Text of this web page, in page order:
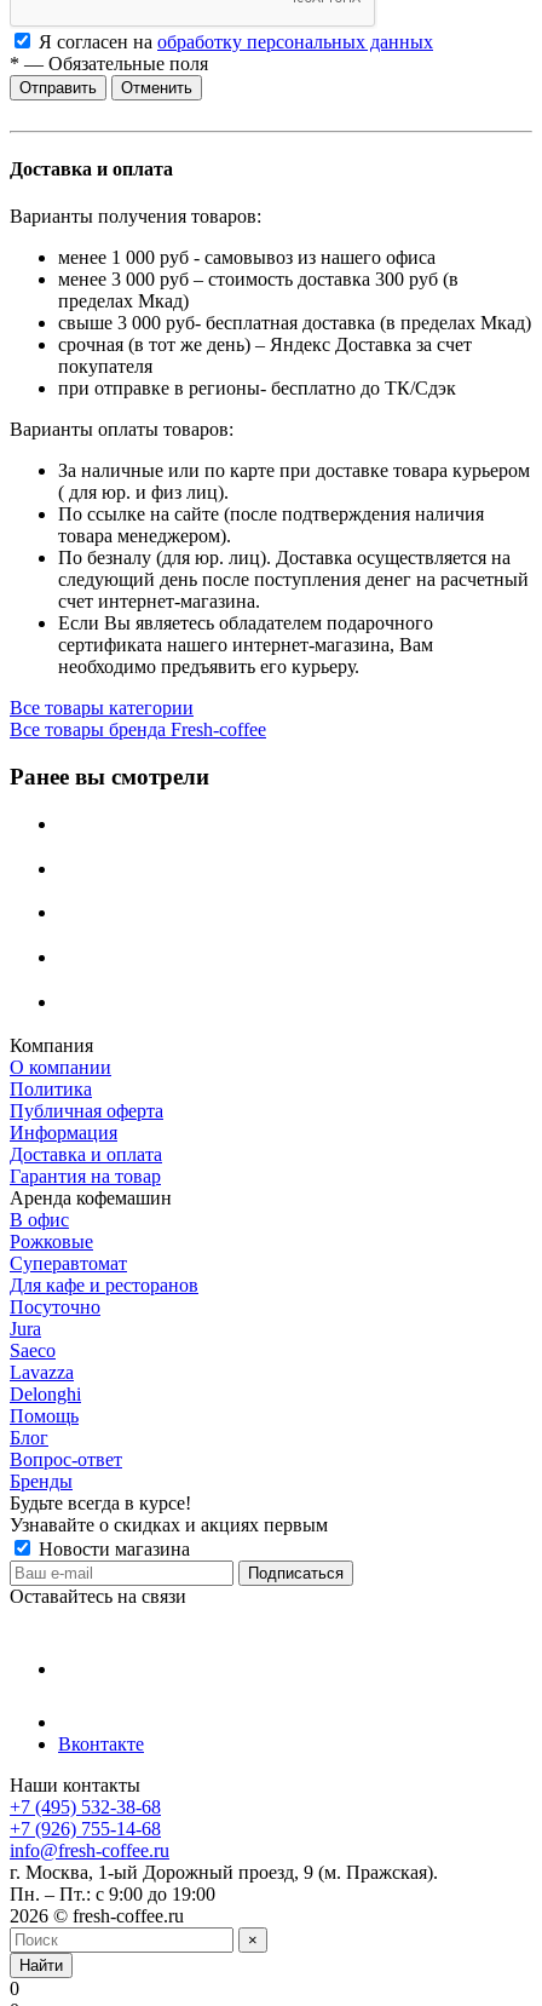
Я согласен на обработку персональных данных
* — Обязательные поля
Отменить
Доставка и оплата
Варианты получения товаров:
менее 1 000 руб - самовывоз из нашего офиса
менее 3 000 руб – стоимость доставка 300 руб (в
пределах Мкад)
свыше 3 000 руб- бесплатная доставка (в пределах Мкад)
срочная (в тот же день) – Яндекс Доставка за счет
покупателя
при отправке в регионы- бесплатно до ТК/Сдэк
Варианты оплаты товаров:
За наличные или по карте при доставке товара курьером
( для юр. и физ лиц).
По ссылке на сайте (после подтверждения наличия
товара менеджером).
По безналу (для юр. лиц). Доставка осуществляется на
следующий день после поступления денег на расчетный
счет интернет-магазина.
Если Вы являетесь обладателем подарочного
сертификата нашего интернет-магазина, Вам
необходимо предъявить его курьеру.
Все товары категории
Все товары бренда Fresh-coffee
Ранее вы смотрели
Компания
О компании
Политика
Публичная оферта
Информация
Доставка и оплата
Гарантия на товар
Аренда кофемашин
В офис
Рожковые
Суперавтомат
Для кафе и ресторанов
Посуточно
Jura
Saeco
Lavazza
Delonghi
Помощь
Блог
Вопрос-ответ
Бренды
Будьте всегда в курсе!
Узнавайте о скидках и акциях первым
Новости магазина
Оставайтесь на связи
Вконтакте
Наши контакты
+7 (495) 532-38-68
+7 (926) 755-14-68
info@fresh-coffee.ru
г. Москва, 1-ый Дорожный проезд, 9 (м. Пражская).
Пн. – Пт.: с 9:00 до 19:00
2026 © fresh-coffee.ru
×
Найти
0